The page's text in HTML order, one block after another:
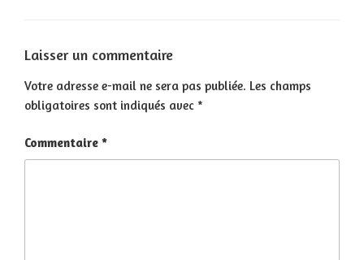
Laisser un commentaire
Votre adresse e-mail ne sera pas publiée. Les champs
obligatoires sont indiqués avec *
Commentaire *